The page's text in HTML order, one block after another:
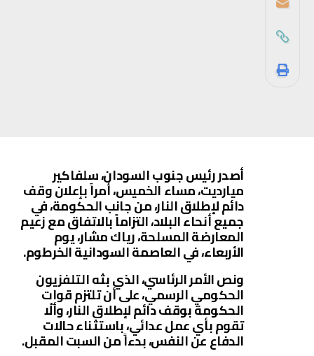
أصدر رئيس جنوب السودان، سلفاكير
ميارديت، مساء الخميس، أمراً بإعلان وقف
دائم لإطلاق النار، من جانب الحكومة، في
جميع أنحاء البلاد، التزاماً بالاتفاق مع زعيم
المعارضة المسلحة، رياك مشار، يوم
الأربعاء، في العاصمة السودانية الخرطوم.
ونص الأمر الرئاسي، الذي بثه التلفزيون
الحكومي الرسمي، على أن تلتزم قوات
الحكومة بوقف دائم لإطلاق النار، وألّا
تقوم بأي عمل عدائي، باستثناء حالات
الدفاع عن النفس، بدءاً من السبت المقبل.